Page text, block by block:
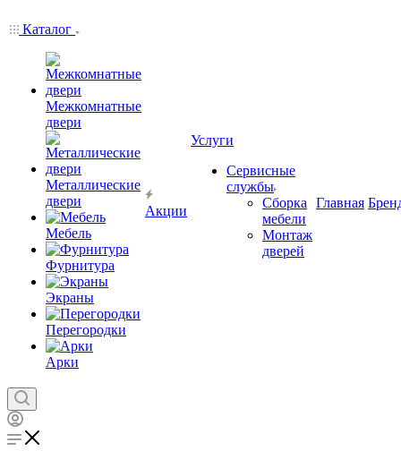
Каталог
Межкомнатные
двери
Металлические
двери
Мебель
Фурнитура
Экраны
Перегородки
Арки
Акции
Услуги
Сервисные
службы
Сборка
мебели
Монтаж
дверей
Главная